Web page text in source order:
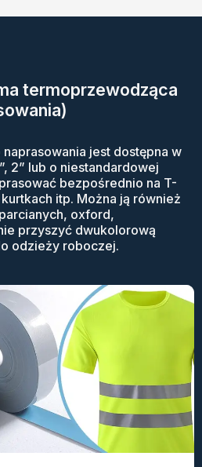
termoprzewodząca
jest dostępna w
2” lub o niestandardowej
bezpośrednio na T-
itp. Można ją również
oxford,
przyszyć dwukolorową
odzieży roboczej.